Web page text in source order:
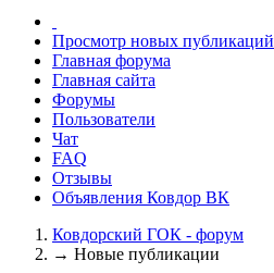
Просмотр новых публикаций
Главная форума
Главная сайта
Форумы
Пользователи
Чат
FAQ
Отзывы
Объявления Ковдор ВК
Ковдорский ГОК - форум
→ Новые публикации